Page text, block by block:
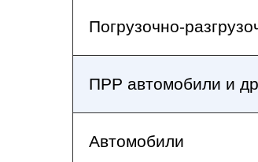
Погрузочно-
ПРР автомобили и
Автомобили